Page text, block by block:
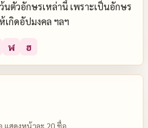
นตัวอักษรเหล่านี้ เพราะเป็นอักษร
เกิดอัปมงคล ฯลฯ
ฬ ฮ
แสดงหน้าละ 20 ชื่อ